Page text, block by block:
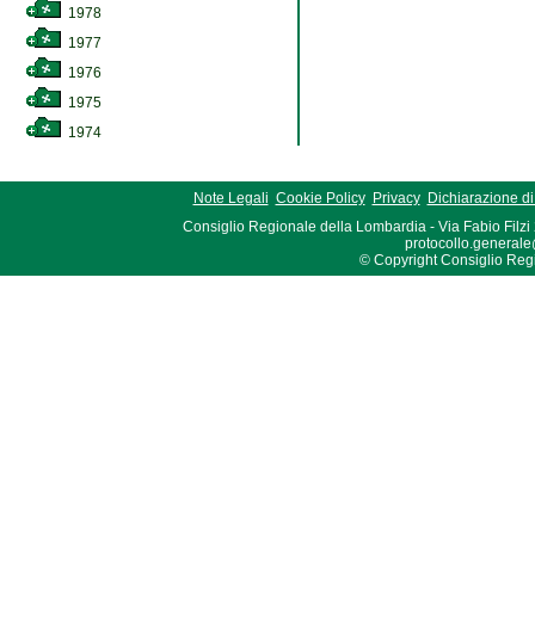
1978
1977
1976
1975
1974
Note Legali Cookie Policy Privacy
Dichiarazione
Consiglio Regionale della Lombardia - Via Fabio Filzi
© Copyright Consiglio